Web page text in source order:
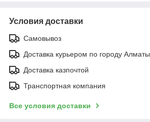
Условия доставки
Самовывоз
Доставка курьером по городу Алматы
Доставка казпочтой
Транспортная компания
Все условия доставки